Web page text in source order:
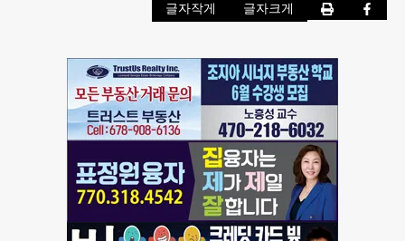
글자작게 글자크게